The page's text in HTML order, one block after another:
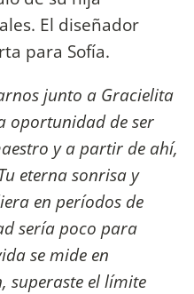
El diseñador
para Sofía.
junto a Gracielita
oportunidad de ser
y a partir de ahí,
eterna sonrisa y
en períodos de
sería poco para
se mide en
superaste el límite